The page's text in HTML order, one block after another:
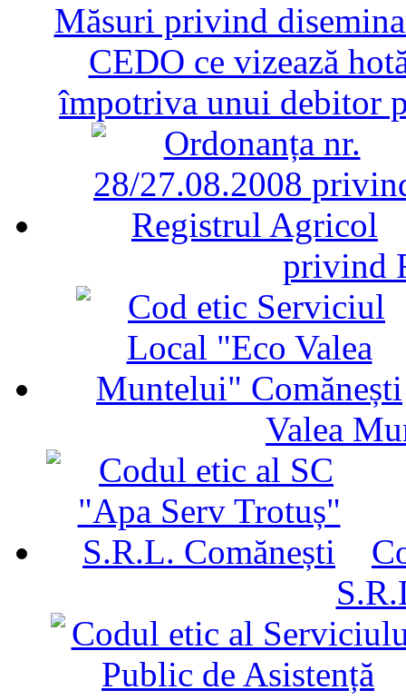
Măsuri privind
CEDO ce vizează
împotriva unui debitor
privind
Valea